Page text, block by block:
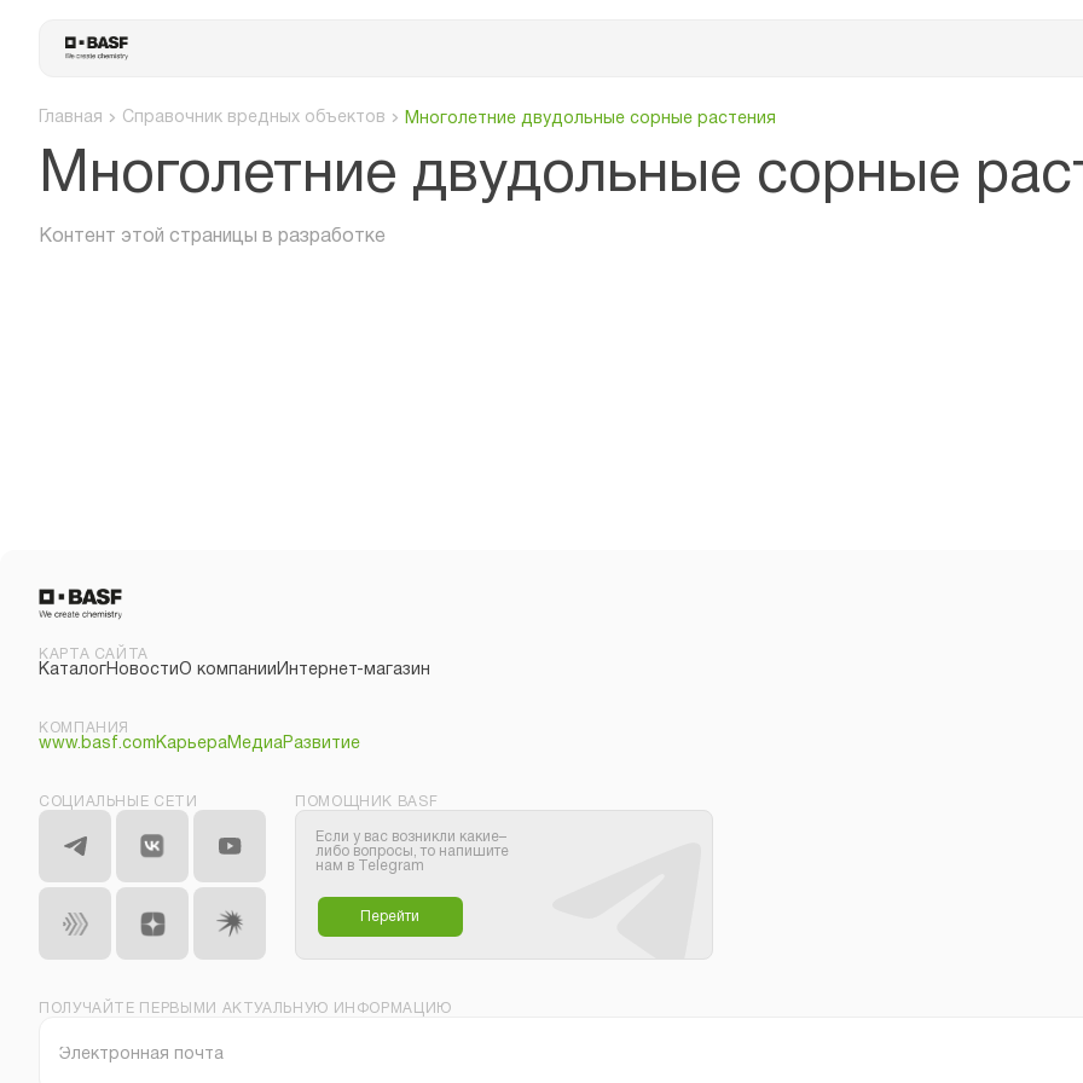
Главная Справочник вредных объектов Многолетние двудольные сорные растения
Многолетние двудольные сорные
Контент этой страницы в разработке
КАРТА САЙТА
КаталогНовостиО компании Интернет-магазин
КОМПАНИЯ
www.basf.com КарьераМедиаРазвитие
СОЦИАЛЬНЫЕ СЕТИ ПОМОЩНИК BASF
Если у вас возникли какие–
либо вопросы, то напишите
нам в Telegram
Перейти
ПОЛУЧАЙТЕ ПЕРВЫМИ АКТУАЛЬНУЮ ИНФОРМАЦИЮ